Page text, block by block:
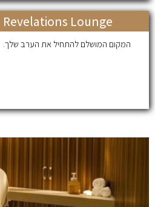
Revelations Lounge
המקום המושלם להתחיל את הערב שלך.